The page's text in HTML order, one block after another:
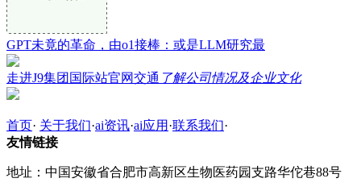
GPT未竟的革命，由o1接棒：或是LLM研究最
走进J9集团国际站官网交通 了解公司情况及企业文化
首页· 关于我们·ai资讯·ai应用 ·联系我们·
友情链接
地址：中国安徽省合肥市高新区生物医药园支路华佗巷88号